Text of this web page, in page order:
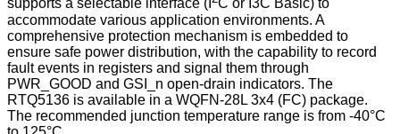
supports a selectable interface (I
C or I3C Basic) to
accommodate various application environments. A
comprehensive protection mechanism is embedded to
ensure safe power distribution, with the capability to record
fault events in registers and signal them through
PWR_GOOD and GSI_n open-drain indicators. The
RTQ5136 is available in a WQFN-28L 3x4 (FC) package.
The recommended junction temperature range is from -40°C